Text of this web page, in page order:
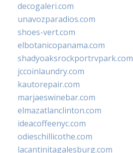
decogaleri.com
unavozparadios.com
shoes-vert.com
elbotanicopanama.com
shadyoaksrockportrvpark.com
jccoinlaundry.com
kautorepair.com
marjaeswinebar.com
elmazatlanclinton.com
ideacoffeenyc.com
odieschillicothe.com
lacantinitagalesburg.com